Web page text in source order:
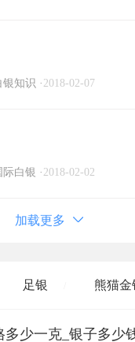
银知识 · 2018-02-07
际白银 · 2018-02-02
加载更多
足银 熊猫金
/ 长城币 / 老
多少一克_银子多少